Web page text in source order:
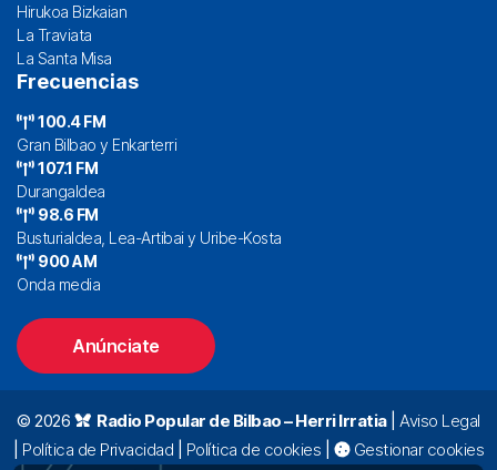
Hirukoa Bizkaian
La Traviata
La Santa Misa
Frecuencias
100.4 FM
Gran Bilbao y Enkarterri
107.1 FM
Durangaldea
98.6 FM
Busturialdea, Lea-Artibai y Uribe-Kosta
900 AM
Onda media
Anúnciate
© 2026 Radio Popular de Bilbao – Herri Irratia| Aviso Legal
Política de Privacidad Política de cookies
Gestionar cookies